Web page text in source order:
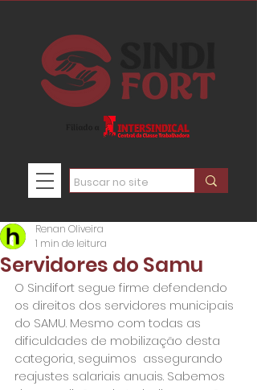
Servidores do Samu
Renan Oliveira
1 min de leitura
O Sindifort segue firme defendendo
os direitos dos servidores municipais
do SAMU. Mesmo com todas as
dificuldades de mobilização desta
categoria, seguimos  assegurando
reajustes salariais anuais. Sabemos